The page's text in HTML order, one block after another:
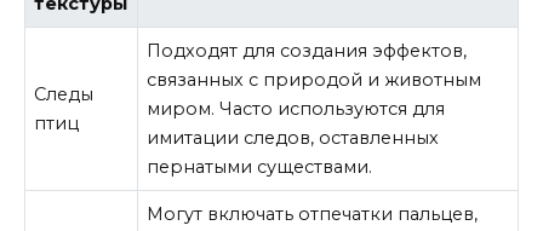
Следы
птиц
Подходят для создания эффектов,
связанных с природой и животным
миром. Часто используются для
имитации следов, оставленных
пернатыми существами.
Могут включать отпечатки пальцев,